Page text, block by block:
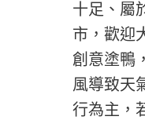
十足、屬
市，歡迎
創意塗鴨
風導致天
行為主，